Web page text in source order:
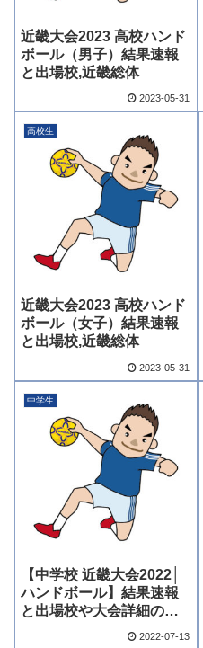
近畿大会2023 高校ハンド
ボール（男子）結果速報
と出場校,近畿総体
2023-05-31
高校生
近畿大会2023 高校ハンド
ボール（女子）結果速報
と出場校,近畿総体
2023-05-31
中学生
【中学校 近畿大会2022│
ハンドボール】結果速報
と出場校や大会詳細のま
2022-07-13